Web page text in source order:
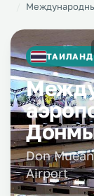
ТАИЛАНД
Don
Airport